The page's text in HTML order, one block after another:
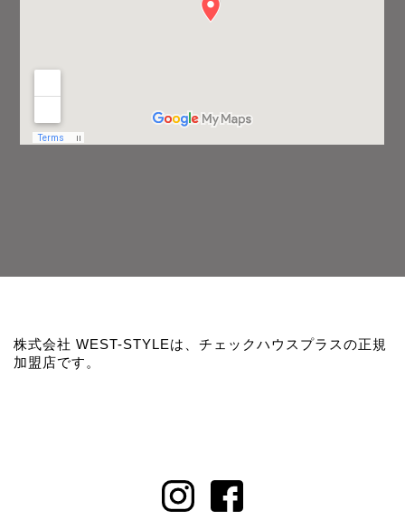
株式会社 WEST-STYLEは、チェックハウスプラスの正規
加盟店です。